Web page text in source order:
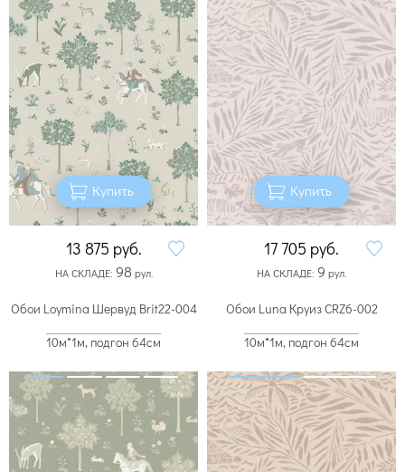
Купить
13 875 руб.
НА СКЛАДЕ: 98 рул.
Купить
17 705 руб.
НА СКЛАДЕ: 9 рул.
Обои Loymina Шервуд Brit22-004
10м*1м, подгон 64см
Обои Luna Круиз CRZ6-002
10м*1м, подгон 64см